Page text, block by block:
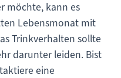
möchte, kann es
Lebensmonat mit
Trinkverhalten sollte
darunter leiden. Bist
eine